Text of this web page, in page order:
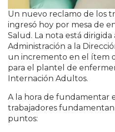
Un nuevo reclamo de los
ingresó hoy por mesa de
Salud. La nota está dirigida
Administración a la
un incremento en el ítem
para el plantel de
Internación Adultos.
A la hora de fundamentar
trabajadores
puntos: